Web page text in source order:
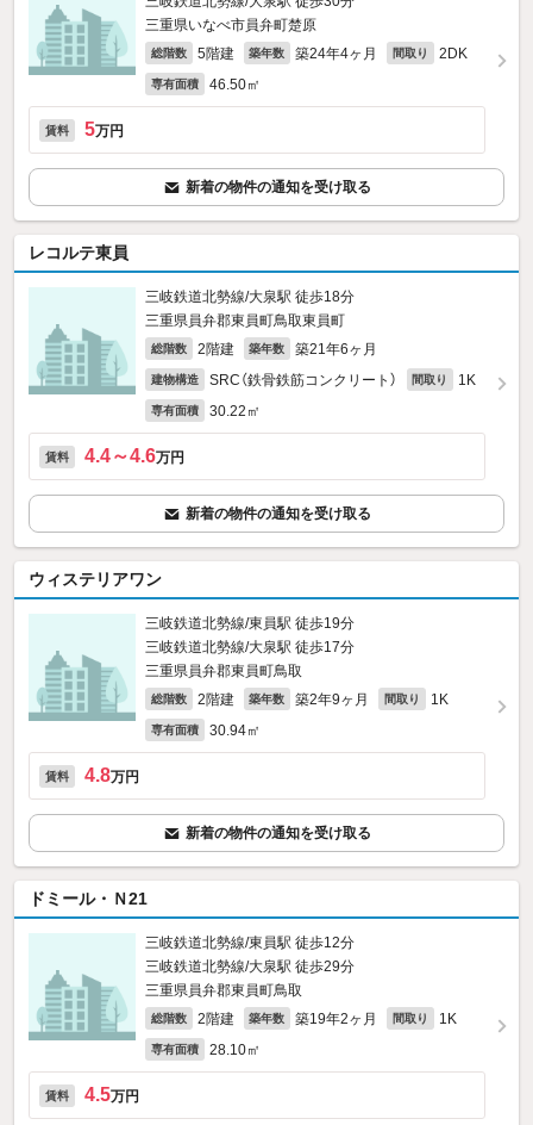
三重県いなべ市員弁町楚原
総階数 5階建 築年数 築24年4ヶ月 間取り 2DK
専有面積 46.50㎡
賃料 5万円
新着の物件の通知を受け取る
レコルテ東員
三岐鉄道北勢線/大泉駅 徒歩18分
三重県員弁郡東員町鳥取東員町
総階数 2階建 築年数 築21年6ヶ月
建物構造 SRC（鉄骨鉄筋コンクリート） 間取り 1K
専有面積 30.22㎡
賃料 4.4～4.6万円
新着の物件の通知を受け取る
ウィステリアワン
三岐鉄道北勢線/東員駅 徒歩19分
三岐鉄道北勢線/大泉駅 徒歩17分
三重県員弁郡東員町鳥取
総階数 2階建 築年数 築2年9ヶ月 間取り 1K
専有面積 30.94㎡
賃料 4.8万円
新着の物件の通知を受け取る
ドミール・Ｎ21
三岐鉄道北勢線/東員駅 徒歩12分
三岐鉄道北勢線/大泉駅 徒歩29分
三重県員弁郡東員町鳥取
総階数 2階建 築年数 築19年2ヶ月 間取り 1K
専有面積 28.10㎡
賃料 4.5万円